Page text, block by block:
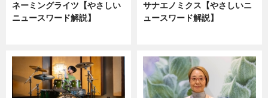
ネーミングライツ【やさしい
ニュースワード解説】
サナエノミクス【やさしいニ
ュースワード解説】